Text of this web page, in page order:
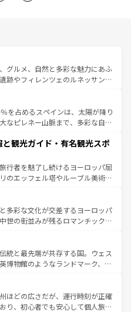
グルメ、自然と多彩な魅力にあふ
跡やフィレンツェのルネッサンス
い田園風景やアマルフィ海岸の絶
せない。観光の合間には、本場の
のイタリア料理を堪能することも
、忘れられない旅をしてみよう！
報は
を占めるスペインは、太陽が降り
なピレネー山脈まで、多彩な自然
、情熱的なフラメンコ、熱気あふ
いタパスが生活の一部となってい
練された雰囲気や、バルセロナの
、地方では古代ローマ遺跡や中世
や気候が異なるスペインはその個
性で訪れる人を魅了する。 なお、新着のスペイン情報は コ
ほしい。
観光ガイド・有名観光スポ
行者を魅了し続けるヨーロッパ屈
のエッフェル塔やルーブル美術館
ている。華麗な宮殿、歴史的な大
して豊かな自然が、訪れる者を心
ランスは美食の国としても知ら
地であるランス、プロヴァンスの
ど、多彩な楽しみ方が可能だ。さ
も魅力が溢れており、どの街角に
れぞれで全く異なる文化を体験で
なお、新着のフランス情報はコンテンツ一覧
多彩な文化が交差するヨーロッパ
世の街並みが残るロマンチック街
を歩いても飽きることがない。ベ
イエルン州のアルプスの絶景、そ
ン畑といった風景は必見。ビール
てほしい。 なお、新着の
一覧を参照してほしい。
統と最先端が共存する国。ウェス
博物館のようなランドマーク、歴
ある。また、優雅なアフタヌーン
たまらない英国パブ、サッカー観
できる体験も豊富。イギリスを旅
ほどの広さだが、運行時刻が正確
り、初心者でも安心して個人旅行